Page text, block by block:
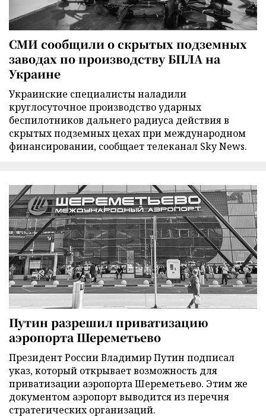
СМИ сообщили о скрытых подземных
заводах по производству БПЛА на
Украине
Украинские специалисты наладили
круглосуточное производство ударных
беспилотников дальнего радиуса действия в
скрытых подземных цехах при международном
финансировании, сообщает телеканал Sky News.
Путин разрешил приватизацию
аэропорта Шереметьево
Президент России Владимир Путин подписал
указ, который открывает возможность для
приватизации аэропорта Шереметьево. Этим же
документом аэропорт выводится из перечня
стратегических организаций.